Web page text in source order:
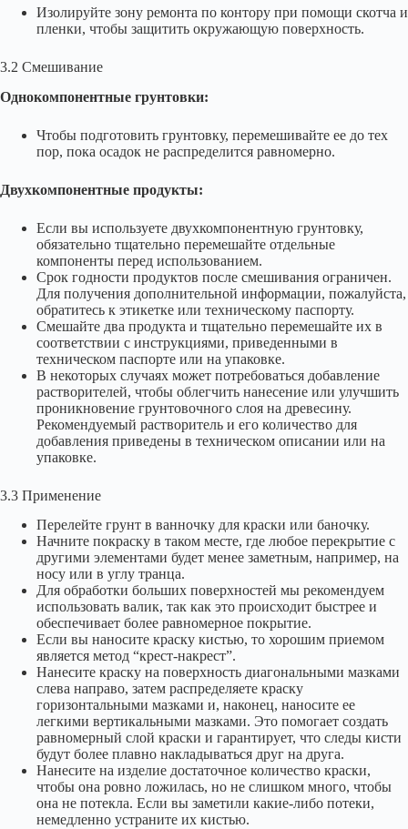
Изолируйте зону ремонта по контору при помощи скотча и
пленки, чтобы защитить окружающую поверхность.
3.2 Смешивание
Однокомпонентные грунтовки:
Чтобы подготовить грунтовку, перемешивайте ее до тех
пор, пока осадок не распределится равномерно.
Двухкомпонентные продукты:
Если вы используете двухкомпонентную грунтовку,
обязательно тщательно перемешайте отдельные
компоненты перед использованием.
Срок годности продуктов после смешивания ограничен.
Для получения дополнительной информации, пожалуйста,
обратитесь к этикетке или техническому паспорту.
Смешайте два продукта и тщательно перемешайте их в
соответствии с инструкциями, приведенными в
техническом паспорте или на упаковке.
В некоторых случаях может потребоваться добавление
растворителей, чтобы облегчить нанесение или улучшить
проникновение грунтовочного слоя на древесину.
Рекомендуемый растворитель и его количество для
добавления приведены в техническом описании или на
упаковке.
3.3 Применение
Перелейте грунт в ванночку для краски или баночку.
Начните покраску в таком месте, где любое перекрытие с
другими элементами будет менее заметным, например, на
носу или в углу транца.
Для обработки больших поверхностей мы рекомендуем
использовать валик, так как это происходит быстрее и
обеспечивает более равномерное покрытие.
Если вы наносите краску кистью, то хорошим приемом
является метод “крест-накрест”.
Нанесите краску на поверхность диагональными мазками
слева направо, затем распределяете краску
горизонтальными мазками и, наконец, наносите ее
легкими вертикальными мазками. Это помогает создать
равномерный слой краски и гарантирует, что следы кисти
будут более плавно накладываться друг на друга.
Нанесите на изделие достаточное количество краски,
чтобы она ровно ложилась, но не слишком много, чтобы
она не потекла. Если вы заметили какие-либо потеки,
немедленно устраните их кистью.